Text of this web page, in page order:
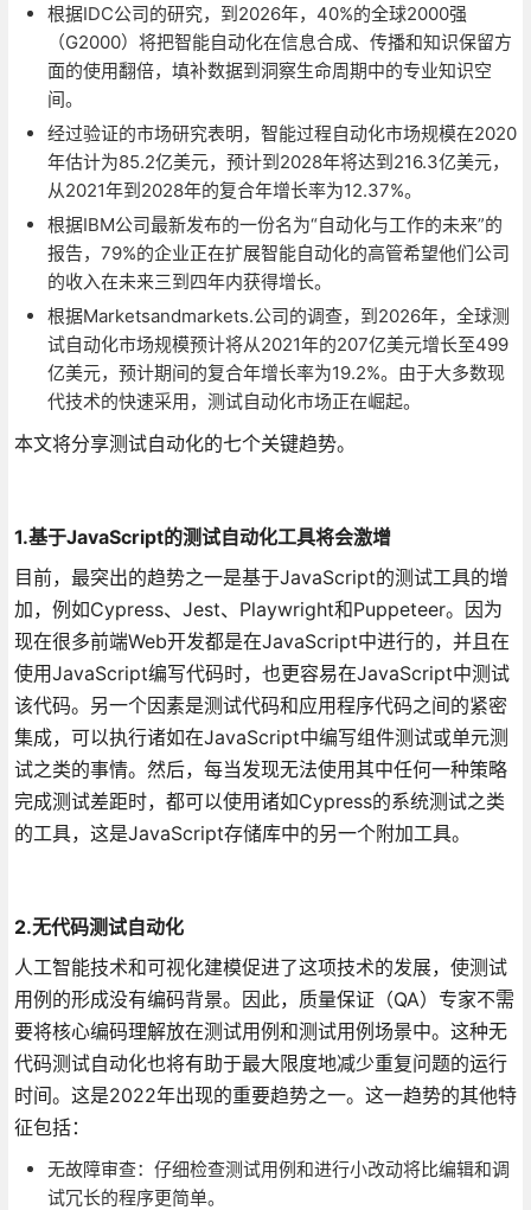
根据IDC公司的研究，到2026年，40%的全球2000强
（G2000）将把智能自动化在信息合成、传播和知识保留方
面的使用翻倍，填补数据到洞察生命周期中的专业知识空
间。
经过验证的市场研究表明，智能过程自动化市场规模在2020
年估计为85.2亿美元，预计到2028年将达到216.3亿美元，
从2021年到2028年的复合年增长率为12.37%。
根据IBM公司最新发布的一份名为“自动化与工作的未来”的
报告，79%的企业正在扩展智能自动化的高管希望他们公司
的收入在未来三到四年内获得增长。
根据Marketsandmarkets.公司的调查，到2026年，全球测
试自动化市场规模预计将从2021年的207亿美元增长至499
亿美元，预计期间的复合年增长率为19.2%。由于大多数现
代技术的快速采用，测试自动化市场正在崛起。
本文将分享测试自动化的七个关键趋势。
1.基于JavaScript的测试自动化工具将会激增
目前，最突出的趋势之一是基于JavaScript的测试工具的增
加，例如Cypress、Jest、Playwright和Puppeteer。因为
现在很多前端Web开发都是在JavaScript中进行的，并且在
使用JavaScript编写代码时，也更容易在JavaScript中测试
该代码。另一个因素是测试代码和应用程序代码之间的紧密
集成，可以执行诸如在JavaScript中编写组件测试或单元测
试之类的事情。然后，每当发现无法使用其中任何一种策略
完成测试差距时，都可以使用诸如Cypress的系统测试之类
的工具，这是JavaScript存储库中的另一个附加工具。
2.无代码测试自动化
人工智能技术和可视化建模促进了这项技术的发展，使测试
用例的形成没有编码背景。因此，质量保证（QA）专家不需
要将核心编码理解放在测试用例和测试用例场景中。这种无
代码测试自动化也将有助于最大限度地减少重复问题的运行
时间。这是2022年出现的重要趋势之一。这一趋势的其他特
征包括：
无故障审查：仔细检查测试用例和进行小改动将比编辑和调
试冗长的程序更简单。